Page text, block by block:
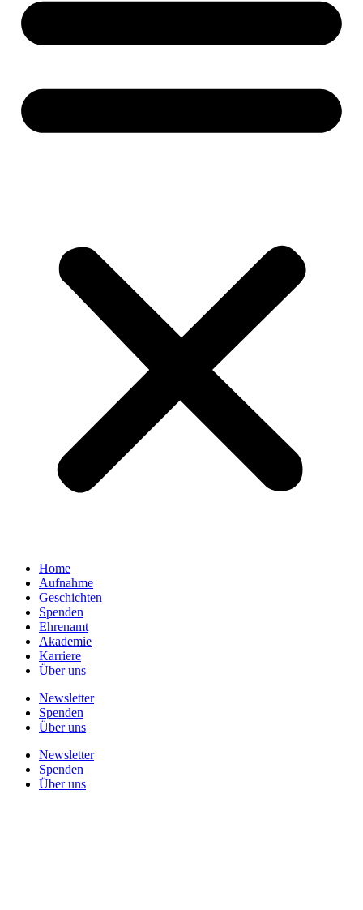
Home
Aufnahme
Geschichten
Spenden
Ehrenamt
Akademie
Karriere
Über uns
Newsletter
Spenden
Über uns
Newsletter
Spenden
Über uns